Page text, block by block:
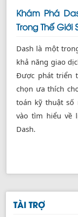
Khám Phá
Trong Thế Giới
Dash là một
khả năng giao
Được phát triển
chọn ưa thích
toán kỹ thuật số
vào tìm hiểu về
Dash.
TÀI TRỢ